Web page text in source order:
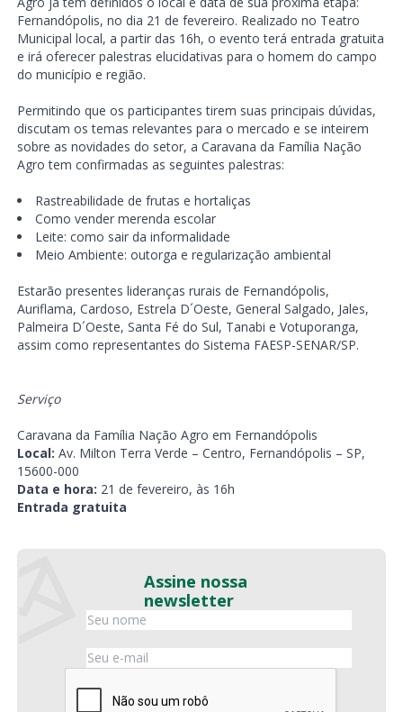
Fernandópolis, no dia 21 de fevereiro. Realizado no Teatro
Municipal local, a partir das 16h, o evento terá entrada gratuita
e irá oferecer palestras elucidativas para o homem do campo
do município e região.
Permitindo que os participantes tirem suas principais dúvidas,
discutam os temas relevantes para o mercado e se inteirem
sobre as novidades do setor, a Caravana da Família Nação
Agro tem confirmadas as seguintes palestras:
Rastreabilidade de frutas e hortaliças
Como vender merenda escolar
Leite: como sair da informalidade
Meio Ambiente: outorga e regularização ambiental
Estarão presentes lideranças rurais de Fernandópolis,
Auriflama, Cardoso, Estrela D´Oeste, General Salgado, Jales,
Palmeira D´Oeste, Santa Fé do Sul, Tanabi e Votuporanga,
assim como representantes do Sistema FAESP-SENAR/SP.
Serviço
Caravana da Família Nação Agro em Fernandópolis
Local: Av. Milton Terra Verde – Centro, Fernandópolis – SP,
15600-000
Data e hora: 21 de fevereiro, às 16h
Entrada gratuita
Assine nossa
newsletter